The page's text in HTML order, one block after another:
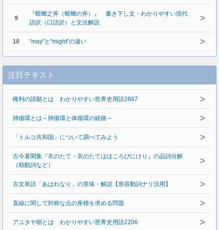
9
『蟷螂之斧（蟷螂の斧）』 書き下し文・わかりやすい現代
語訳（口語訳）と文法解説
>
10 "may"と"might"の違い >
注目テキスト
権利の請願とは わかりやすい世界史用語2687 >
肺循環とは～肺循環と体循環の経路～ >
「トルコ共和国」について調べてみよう >
古今著聞集『衣のたて・衣のたてはほころびにけり』の品詞分解
（助動詞など）
>
古文単語「あはれなり」の意味・解説【形容動詞ナリ活用】 >
直線に関して対称な点の座標を求める問題 >
アユタヤ朝とは わかりやすい世界史用語2206 >